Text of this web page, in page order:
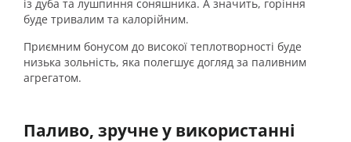
із дуба та лушпиння соняшника. А значить, горіння
буде тривалим та калорійним.
Приємним бонусом до високої теплотворності буде
низька зольність, яка полегшує догляд за паливним
агрегатом.
Паливо, зручне у використанні